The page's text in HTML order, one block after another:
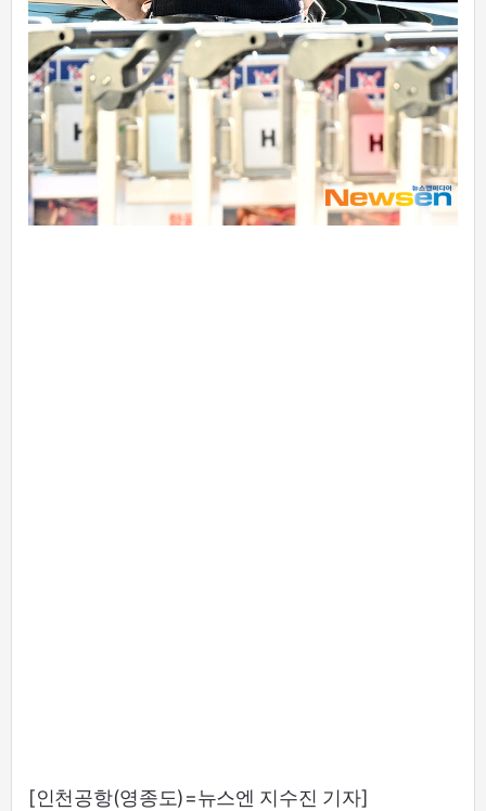
[인천공항(영종도)=뉴스엔 지수진 기자]